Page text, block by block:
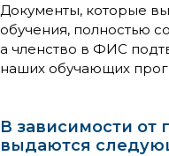
Документы, которые
обучения, полностью
а членство в ФИС
наших обучающих
В зависимости от
выдаются